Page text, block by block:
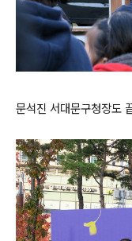
문석진 서대문구청장도